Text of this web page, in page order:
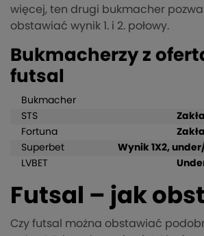
więcej, ten drugi bukmacher
obstawiać wynik 1. i 2. połowy.
Bukmacherzy z
futsal
Bukmacher
STS
Fortuna
Superbet
Wynik 1X2,
LVBET
Futsal – jak
Czy futsal można obstawiać